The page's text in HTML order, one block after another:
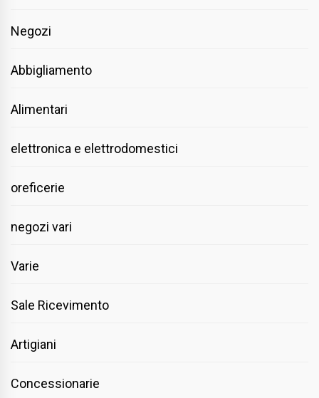
Negozi
Abbigliamento
Alimentari
elettronica e elettrodomestici
oreficerie
negozi vari
Varie
Sale Ricevimento
Artigiani
Concessionarie